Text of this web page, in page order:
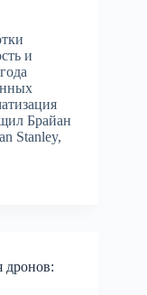
и
Брайан
Stanley,
дронов: